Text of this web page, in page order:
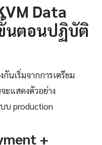
Data
นตอนปฏิบัติ
นเริ่มจากการเตรียม
ะแสดงตัวอย่าง
บ production
+